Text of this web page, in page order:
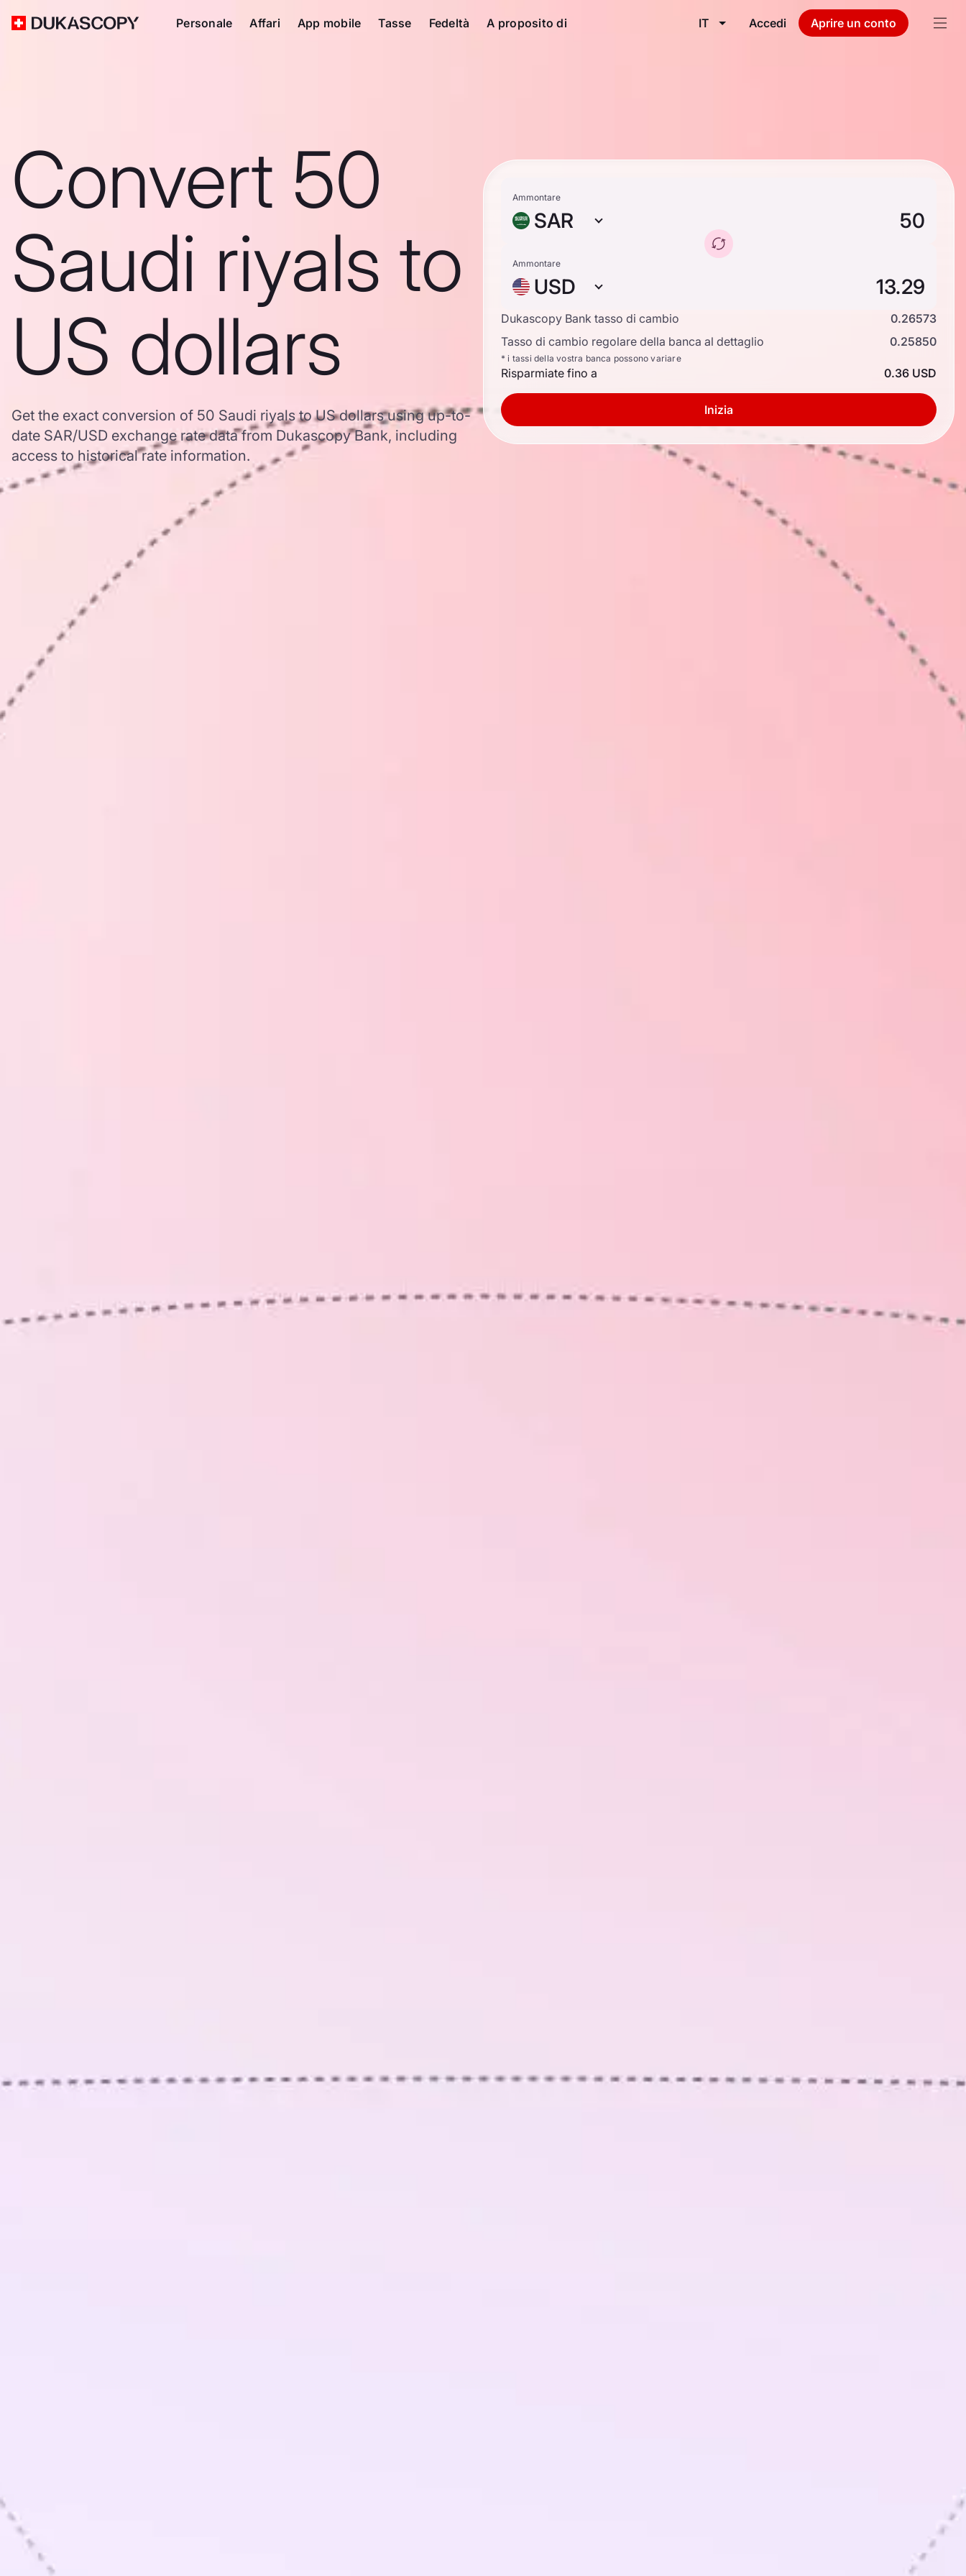
Personale Affari App mobile Tasse Fedeltà A proposito di IT Accedi Aprire un conto
Convert 50
Saudi riyals to
US dollars
Get the exact conversion of 50 Saudi riyals to US dollars using up-to-
date SAR/USD exchange rate data from Dukascopy Bank, including
access to historical rate information.
Ammontare
SAR
Ammontare
USD
Dukascopy Bank tasso di cambio
0.26573
Tasso di cambio regolare della banca al dettaglio
0.25850
* i tassi della vostra banca possono variare
Risparmiate fino a 0.36 USD
Inizia